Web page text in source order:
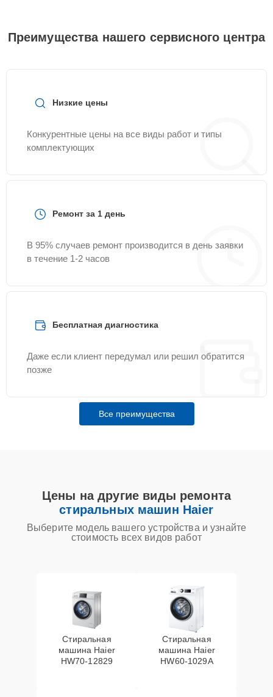
Преимущества нашего сервисного центра
Низкие цены
Конкурентные цены на все виды работ и типы
комплектующих
Ремонт за 1 день
В 95% случаев ремонт производится в день заявки
в течение 1-2 часов
Бесплатная диагностика
Даже если клиент передумал или решил обратится
позже
Все преимущества
Цены на другие виды ремонта
стиральных машин Haier
Выберите модель вашего устройства и узнайте
стоимость всех видов работ
Стиральная
машина Haier
HW70-12829
Стиральная
машина Haier
HW60-1029A